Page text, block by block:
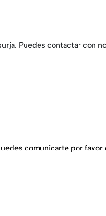
Puedes contactar con
comunicarte por